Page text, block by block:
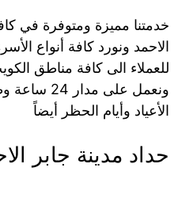
خدمتنا مميزة ومتوفرة في
الاحمد ونورد كافة أنواع
للعملاء الى كافة مناطق
ونعمل على
الأعياد وأيام الحظر أيضاً
حداد مدينة جابر